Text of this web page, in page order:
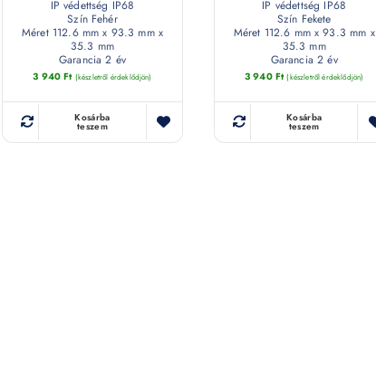
IP védettség IP68
Szín Fehér
Méret 112.6 mm x 93.3 mm x
35.3 mm
Garancia 2 év
3 940Ft (készletről érdeklődjön)
Kosárba
teszem
IP védettség IP68
Szín Fekete
Méret 112.6 mm x 93.3 mm x
35.3 mm
Garancia 2 év
3 940 Ft (készletről érdeklődjön)
Kosárba
teszem